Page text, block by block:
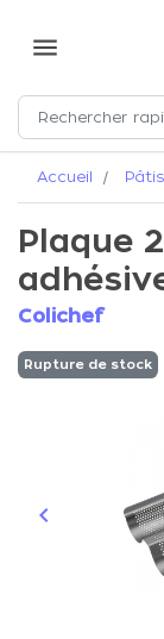
menu
Accueil
Plaque
Colichef
Rupture de stock
Précédent
keyboard_arrow_left